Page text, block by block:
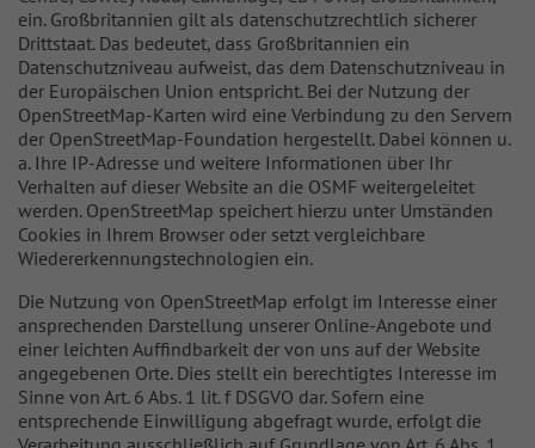
ein. Großbritannien gilt als datenschutzrechtlich sicherer
Drittstaat. Das bedeutet, dass Großbritannien ein
Datenschutzniveau aufweist, das dem Datenschutzniveau in
der Europäischen Union entspricht. Bei der Nutzung der
OpenStreetMap-Karten wird eine Verbindung zu den Servern
der OpenStreetMap-Foundation hergestellt. Dabei können u.
a. Ihre IP-Adresse und weitere Informationen über Ihr
Verhalten auf dieser Website an die OSMF weitergeleitet
werden. OpenStreetMap speichert hierzu unter Umständen
Cookies in Ihrem Browser oder setzt vergleichbare
Wiedererkennungstechnologien ein.
Die Nutzung von OpenStreetMap erfolgt im Interesse einer
ansprechenden Darstellung unserer Online-Angebote und
einer leichten Auffindbarkeit der von uns auf der Website
angegebenen Orte. Dies stellt ein berechtigtes Interesse im
Sinne von Art. 6 Abs. 1 lit. f DSGVO dar. Sofern eine
entsprechende Einwilligung abgefragt wurde, erfolgt die